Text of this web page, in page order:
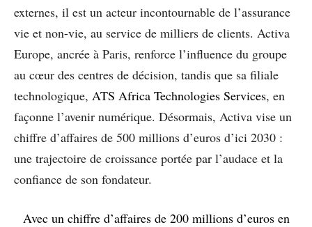
externes, il est un acteur incontournable de l’assurance
vie et non-vie, au service de milliers de clients. Activa
Europe, ancrée à Paris, renforce l’influence du groupe
au cœur des centres de décision, tandis que sa filiale
technologique, ATS Africa Technologies Services, en
façonne l’avenir numérique. Désormais, Activa vise un
chiffre d’affaires de 500 millions d’euros d’ici 2030 :
une trajectoire de croissance portée par l’audace et la
confiance de son fondateur.
Avec un chiffre d’affaires de 200 millions d’euros en